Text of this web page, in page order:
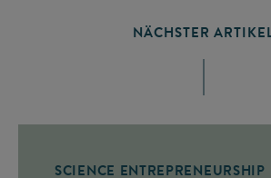
NÄCHSTER
SCIENCE ENTREPRENEURSHIP